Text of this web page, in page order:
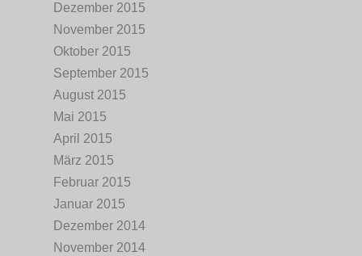
Dezember 2015
November 2015
Oktober 2015
September 2015
August 2015
Mai 2015
April 2015
März 2015
Februar 2015
Januar 2015
Dezember 2014
November 2014